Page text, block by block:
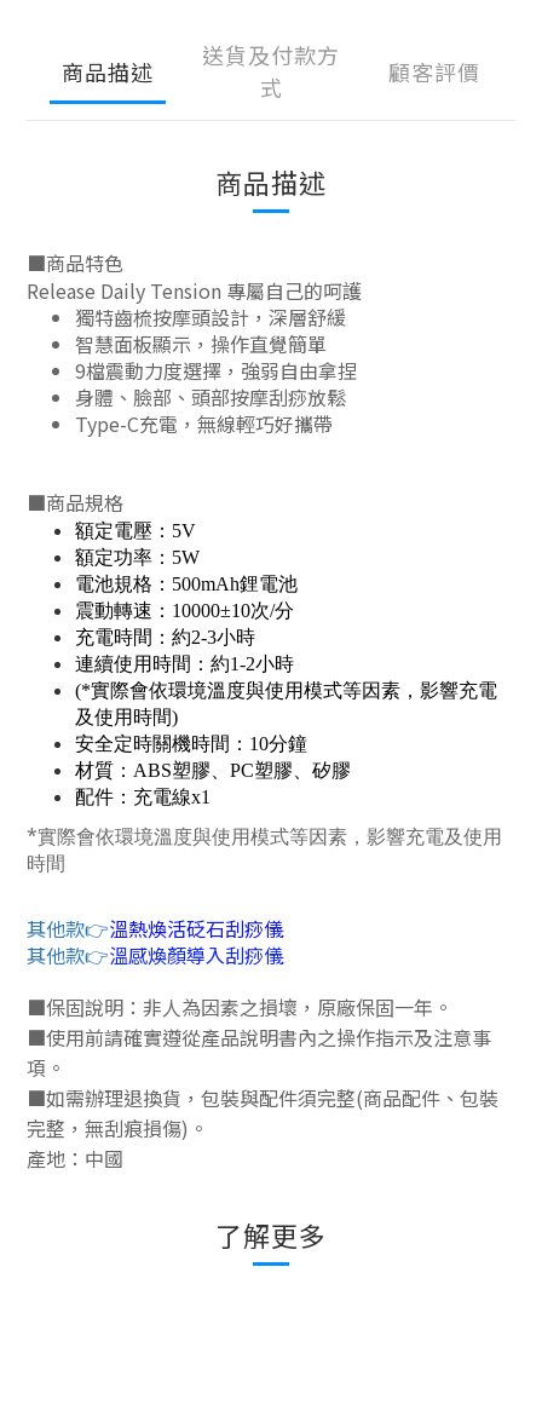
商品描述
送貨及付款方
式
顧客評價
商品描述
■商品特色
Release Daily Tension 專屬自己的呵護
獨特齒梳按摩頭設計，深層舒緩
智慧面板顯示，操作直覺簡單
9檔震動力度選擇，強弱自由拿捏
身體、臉部、頭部按摩刮痧放鬆
Type-C充電，無線輕巧好攜帶
■商品規格
額定電壓：5V
額定功率：5W
電池規格：500mAh鋰電池
震動轉速：10000±10次/分
充電時間：約2-3小時
連續使用時間：約1-2小時
(*實際會依環境溫度與使用模式等因素，影響充電
及使用時間)
安全定時關機時間：10分鐘
材質：ABS塑膠、PC塑膠、矽膠
配件：充電線x1
*實際會依環境溫度與使用模式等因素，影響充電及使用
時間
其他款👉溫熱煥活砭石刮痧儀
其他款👉溫感煥顏導入刮痧儀
■保固說明：非人為因素之損壞，原廠保固一年。
■使用前請確實遵從產品說明書內之操作指示及注意事
項。
■如需辦理退換貨，包裝與配件須完整(商品配件、包裝
完整，無刮痕損傷) 。
產地：中國
了解更多